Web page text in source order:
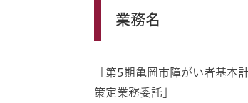
業務名
「第5期亀岡市障がい者基本
策定業務委託」